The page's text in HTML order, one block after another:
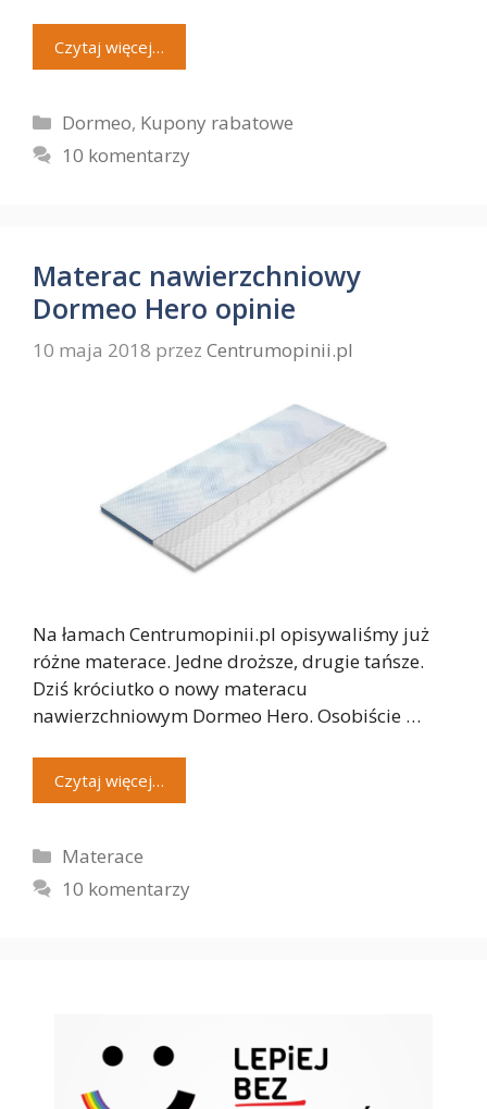
Czytaj więcej…
Kategorie
Dormeo, Kupony rabatowe
10 komentarzy
Materac nawierzchniowy
Dormeo Hero opinie
10 maja 2018 przez Centrumopinii.pl
Na łamach Centrumopinii.pl opisywaliśmy już
różne materace. Jedne droższe, drugie tańsze.
Dziś króciutko o nowy materacu
nawierzchniowym Dormeo Hero. Osobiście …
Czytaj więcej…
Kategorie
Materace
10 komentarzy